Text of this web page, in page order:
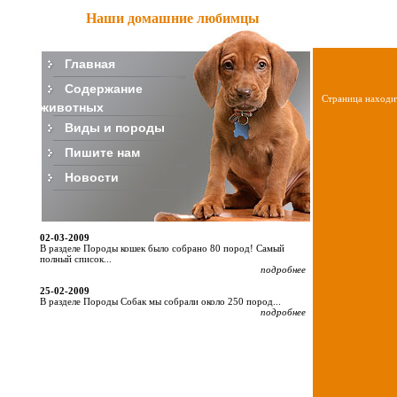
Наши домашние любимцы
Главная
Содержание
животных
Виды и породы
Пишите нам
Новости
02-03-2009
В разделе Породы кошек было собрано 80 пород! Самый
полный список...
подробнее
25-02-2009
В разделе Породы Собак мы собрали около 250 пород...
подробнее
Страница